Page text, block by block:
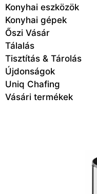
Konyhai eszközök
Konyhai gépek
Őszi Vásár
Tálalás
Tisztítás & Tárolás
Újdonságok
Uniq Chafing
Vásári termékek